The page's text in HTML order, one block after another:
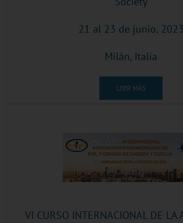
21 al 23 de junio, 2023
Milán, Italia
LEER MÁS
VI CURSO INTERNACIONAL DE LA